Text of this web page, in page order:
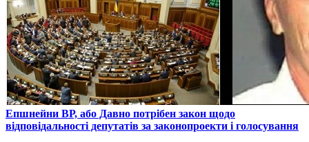
​Епшнейни ВР, або Давно потрібен закон щодо
відповідальності депутатів за законопроекти і голосування